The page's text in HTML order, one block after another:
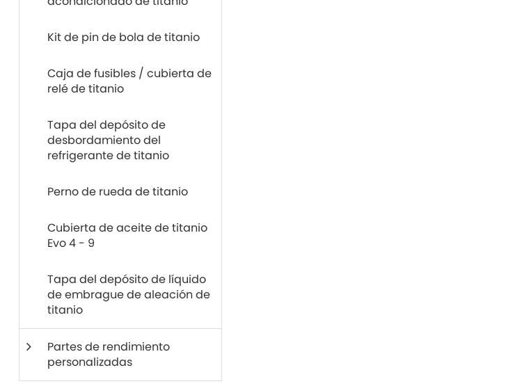
Kit de pin de bola de titanio
Caja de fusibles / cubierta de
relé de titanio
Tapa del depósito de
desbordamiento del
refrigerante de titanio
Perno de rueda de titanio
Cubierta de aceite de titanio
Evo 4 - 9
Tapa del depósito de líquido
de embrague de aleación de
titanio
Partes de rendimiento
personalizadas